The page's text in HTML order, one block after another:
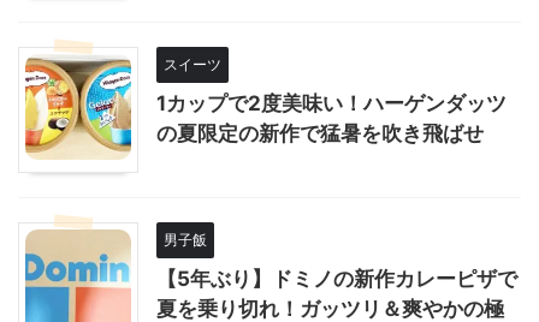
スイーツ
1カップで2度美味い！ハーゲンダッツ
の夏限定の新作で猛暑を吹き飛ばせ
男子飯
【5年ぶり】ドミノの新作カレーピザで
夏を乗り切れ！ガッツリ＆爽やかの極